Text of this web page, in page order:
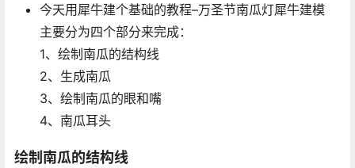
今天用犀牛建个基础的教程–万圣节南瓜灯犀牛建模
主要分为四个部分来完成：
1、绘制南瓜的结构线
2、生成南瓜
3、绘制南瓜的眼和嘴
4、南瓜耳头
绘制南瓜的结构线